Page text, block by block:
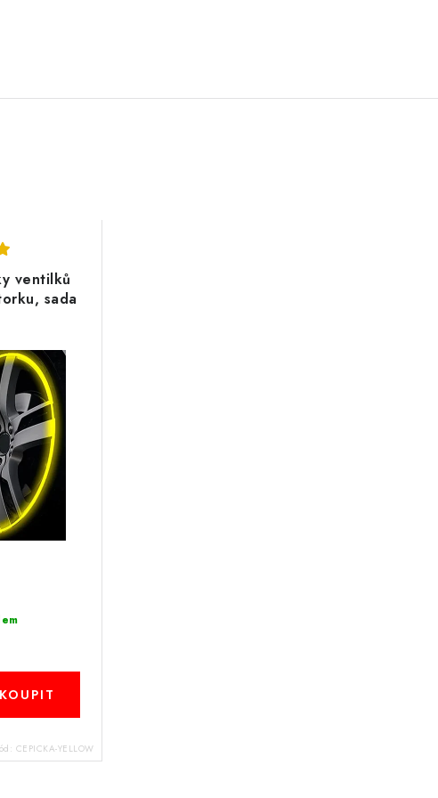
ventilků
sada
CEPICKA-YELLOW